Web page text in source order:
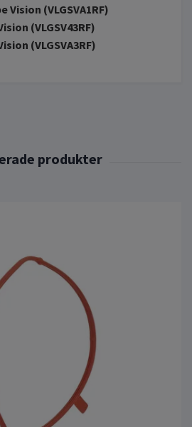
Vision (VLGSVA1RF)
(VLGSV43RF)
(VLGSVA3RF)